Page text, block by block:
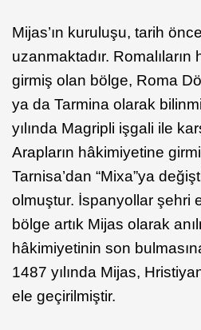
Mijas’ın kuruluşu, tarih
uzanmaktadır.
girmiş olan bölge, Roma
ya da Tarmina olarak
yılında Magripli işgali ile
Arapların hâkimiyetine
Tarnisa’dan “Mixa”ya
olmuştur. İspanyollar şehri
bölge artık Mijas olarak
hâkimiyetinin son
1487 yılında Mijas,
ele geçirilmiştir.